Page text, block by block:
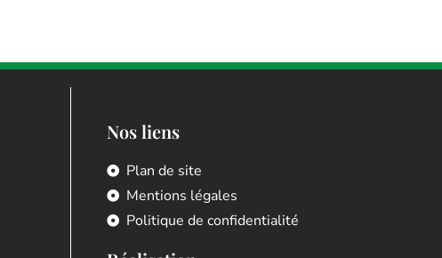
Nos liens
Plan de site
Mentions légales
Politique de confidentialité